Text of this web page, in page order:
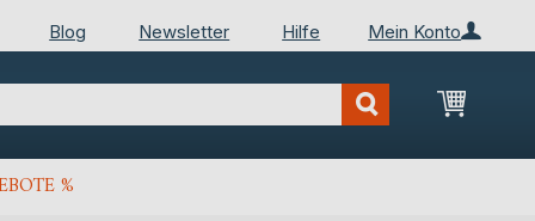
Mein Konto
Blog Newsletter Hilfe
Mein
%